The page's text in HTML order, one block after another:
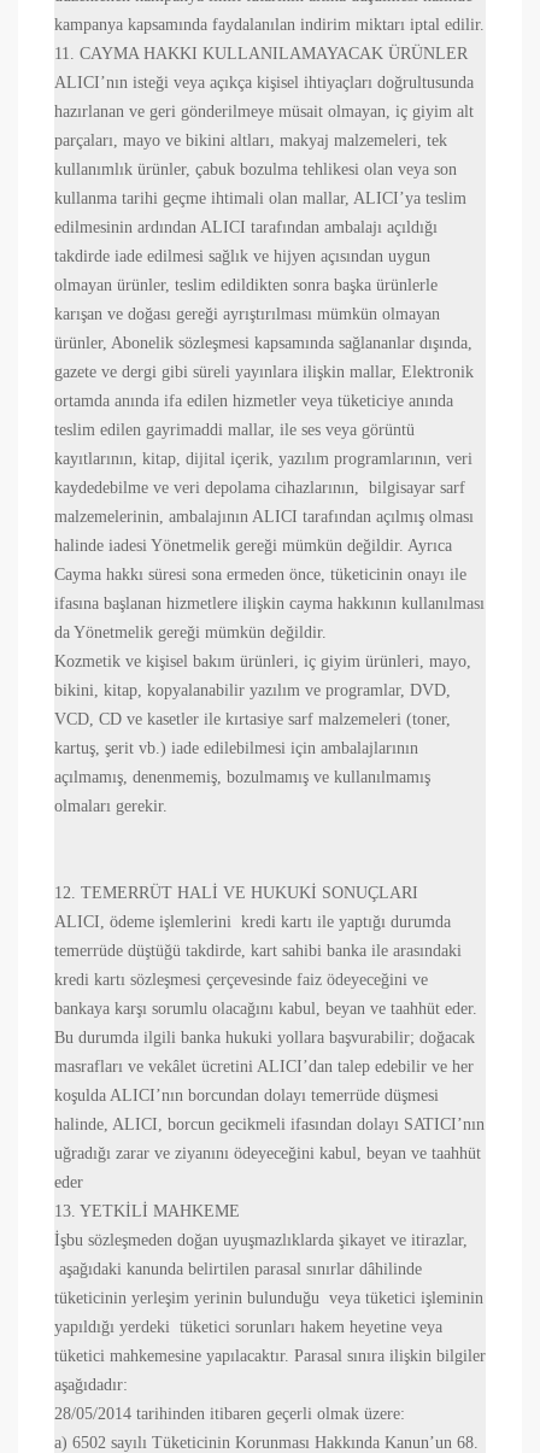
kampanya kapsamında faydalanılan indirim miktarı iptal edilir.
11. CAYMA HAKKI KULLANILAMAYACAK ÜRÜNLER
ALICI’nın isteği veya açıkça kişisel ihtiyaçları doğrultusunda
hazırlanan ve geri gönderilmeye müsait olmayan, iç giyim alt
parçaları, mayo ve bikini altları, makyaj malzemeleri, tek
kullanımlık ürünler, çabuk bozulma tehlikesi olan veya son
kullanma tarihi geçme ihtimali olan mallar, ALICI’ya teslim
edilmesinin ardından ALICI tarafından ambalajı açıldığı
takdirde iade edilmesi sağlık ve hijyen açısından uygun
olmayan ürünler, teslim edildikten sonra başka ürünlerle
karışan ve doğası gereği ayrıştırılması mümkün olmayan
ürünler, Abonelik sözleşmesi kapsamında sağlananlar dışında,
gazete ve dergi gibi süreli yayınlara ilişkin mallar, Elektronik
ortamda anında ifa edilen hizmetler veya tüketiciye anında
teslim edilen gayrimaddi mallar, ile ses veya görüntü
kayıtlarının, kitap, dijital içerik, yazılım programlarının, veri
kaydedebilme ve veri depolama cihazlarının, bilgisayar sarf
malzemelerinin, ambalajının ALICI tarafından açılmış olması
halinde iadesi Yönetmelik gereği mümkün değildir. Ayrıca
Cayma hakkı süresi sona ermeden önce, tüketicinin onayı ile
ifasına başlanan hizmetlere ilişkin cayma hakkının kullanılması
da Yönetmelik gereği mümkün değildir.
Kozmetik ve kişisel bakım ürünleri, iç giyim ürünleri, mayo,
bikini, kitap, kopyalanabilir yazılım ve programlar, DVD,
VCD, CD ve kasetler ile kırtasiye sarf malzemeleri (toner,
kartuş, şerit vb.) iade edilebilmesi için ambalajlarının
açılmamış, denenmemiş, bozulmamış ve kullanılmamış
olmaları gerekir.
12. TEMERRÜT HALİ VE HUKUKİ SONUÇLARI
ALICI, ödeme işlemlerini kredi kartı ile yaptığı durumda
temerrüde düştüğü takdirde, kart sahibi banka ile arasındaki
kredi kartı sözleşmesi çerçevesinde faiz ödeyeceğini ve
bankaya karşı sorumlu olacağını kabul, beyan ve taahhüt eder.
Bu durumda ilgili banka hukuki yollara başvurabilir; doğacak
masrafları ve vekâlet ücretini ALICI’dan talep edebilir ve her
koşulda ALICI’nın borcundan dolayı temerrüde düşmesi
halinde, ALICI, borcun gecikmeli ifasından dolayı SATICI’nın
uğradığı zarar ve ziyanını ödeyeceğini kabul, beyan ve taahhüt
eder
13. YETKİLİ MAHKEME
İşbu sözleşmeden doğan uyuşmazlıklarda şikayet ve itirazlar,
aşağıdaki kanunda belirtilen parasal sınırlar dâhilinde
tüketicinin yerleşim yerinin bulunduğu veya tüketici işleminin
yapıldığı yerdeki tüketici sorunları hakem heyetine veya
tüketici mahkemesine yapılacaktır. Parasal sınıra ilişkin bilgiler
aşağıdadır:
28/05/2014 tarihinden itibaren geçerli olmak üzere:
a) 6502 sayılı Tüketicinin Korunması Hakkında Kanun’un 68.